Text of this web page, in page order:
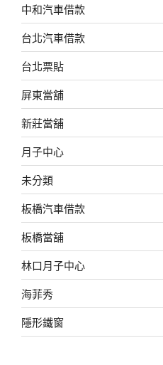
中和汽車借款
台北汽車借款
台北票貼
屏東當舖
新莊當舖
月子中心
未分類
板橋汽車借款
板橋當舖
林口月子中心
海菲秀
隱形鐵窗